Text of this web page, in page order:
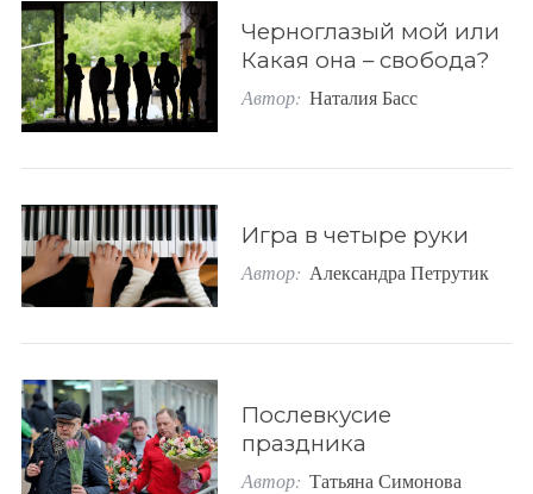
Черноглазый мой или
Какая она – свобода?
Автор: Наталия Басс
Игра в четыре руки
Автор: Александра Петрутик
Послевкусие
праздника
Автор: Татьяна Симонова